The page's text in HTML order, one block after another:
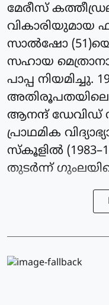
മേരീസ്
വികാരിയുമായ
സാൽഷോ
സഹായ
പാപ്പ നിയമിച്ചു.
അതിരൂപതയിലെ
ആനന്ദ് ഡേവിഡ്
പ്രാഥമിക
സ്കൂളിൽ
തുടർന്ന്